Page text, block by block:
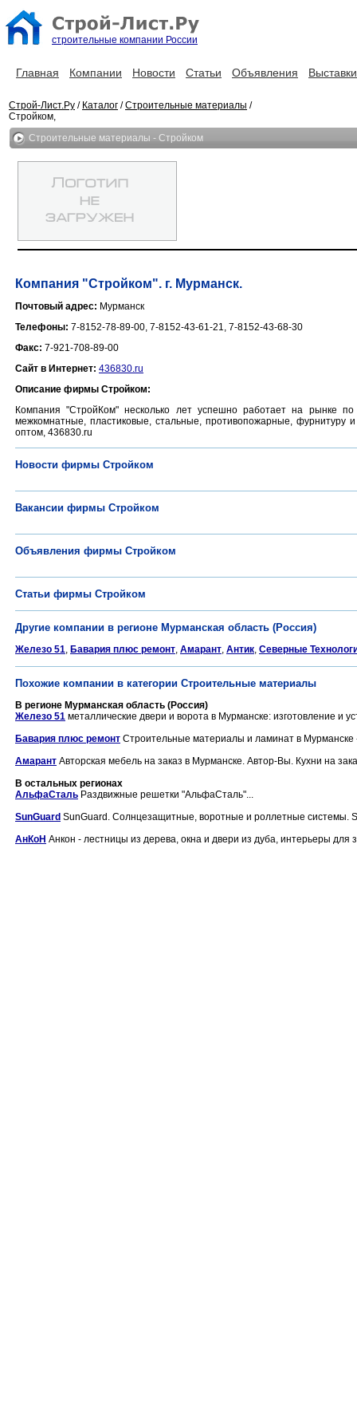
строительные компании России
Главная Компании Новости Статьи Объявления Выставки
Строй-Лист.Ру / Каталог /Строительные материалы /
Стройком,
Строительные материалы - Стройком
Компания "Стройком". г. Мурманск.
Почтовый адрес: Мурманск
Телефоны: 7-8152-78-89-00, 7-8152-43-61-21, 7-8152-43-68-30
Факс: 7-921-708-89-00
Сайт в Интернет: 436830.ru
Описание фирмы Стройком:
Компания "СтройКом" несколько лет успешно работает на рынке
межкомнатные, пластиковые, стальные, противопожарные, фурнитуру
оптом, 436830.ru
Новости фирмы Стройком
Вакансии фирмы Стройком
Объявления фирмы Стройком
Статьи фирмы Стройком
Другие компании в регионе Мурманская область (Россия)
Железо 51, Бавария плюс ремонт, Амарант, Антик, Северные
Похожие компании в категории Строительные материалы
В регионе Мурманская область (Россия)
Железо 51 металлические двери и ворота в Мурманске: изготовление и
Бавария плюс ремонт Строительные материалы и ламинат в
Амарант Авторская мебель на заказ в Мурманске. Автор-Вы. Кухни на
В остальных регионах
АльфаСталь Раздвижные решетки "АльфаСталь"...
SunGuard SunGuard. Солнцезащитные, воротные и роллетные системы.
АнКоН Анкон - лестницы из дерева, окна и двери из дуба, интерьеры для